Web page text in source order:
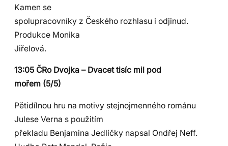
Kamen se
spolupracovníky z Českého rozhlasu i odjinud.
Produkce Monika
Jiřelová.
13:05 ČRo Dvojka – Dvacet tisíc mil pod
mořem (5/5)
Pětidílnou hru na motivy stejnojmenného románu
Julese Verna s použitím
překladu Benjamina Jedličky napsal Ondřej Neff.